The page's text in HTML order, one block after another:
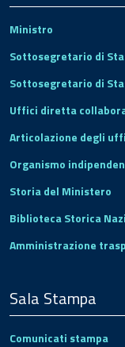
Ministro
Sottosegretario di
Sottosegretario di
Uffici diretta
Articolazione degli
Organismo
Storia del Ministero
Biblioteca Storica
Amministrazione
Sala Stampa
Comunicati stampa